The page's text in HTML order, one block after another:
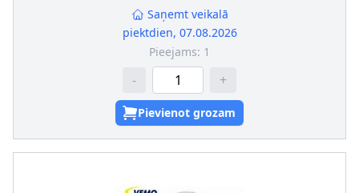
Saņemt veikalā
piektdien, 07.08.2026
Pieejams: 1
- +
Pievienot grozam